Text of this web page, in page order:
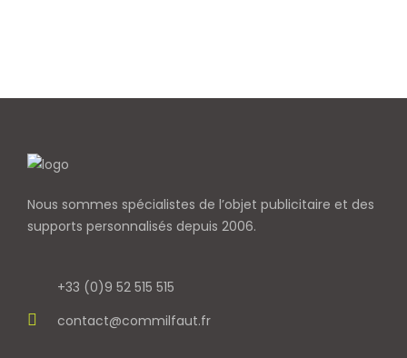
Nous sommes spécialistes de l’objet publicitaire et des
supports personnalisés depuis 2006.
+33 (0)9 52 515 515
contact@commilfaut.fr